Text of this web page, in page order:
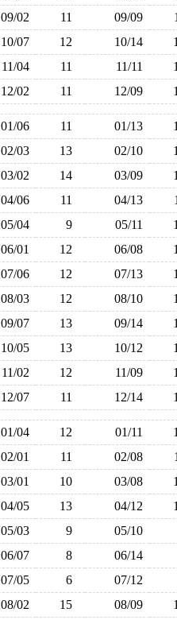
09/02 11 09/09
10/07 12 10/14
11/04 11 11/11
12/02 11 12/09
01/06 11 01/13
02/03 13 02/10
03/02 14 03/09
04/06 11 04/13
05/04 9 05/11
06/01 12 06/08
07/06 12 07/13
08/03 12 08/10
09/07 13 09/14
10/05 13 10/12
11/02 12 11/09
12/07 11 12/14
01/04 12 01/11
02/01 11 02/08
03/01 10 03/08
04/05 13 04/12
05/03 9
05/10
06/07 8
06/14
07/05 6
07/12
08/02 15 08/09